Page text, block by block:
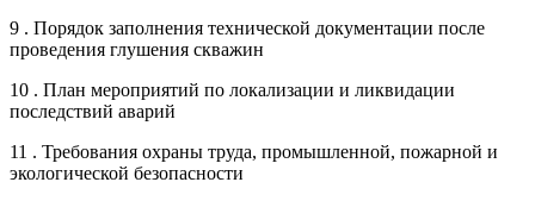
9 . Порядок заполнения технической документации после
проведения глушения скважин
10 . План мероприятий по локализации и ликвидации
последствий аварий
11 . Требования охраны труда, промышленной, пожарной и
экологической безопасности